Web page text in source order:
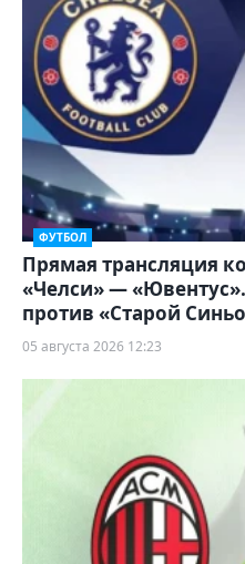
ФУТБОЛ
Прямая трансляция
«Челси» —
против «Старой
05 августа 2026 12:23